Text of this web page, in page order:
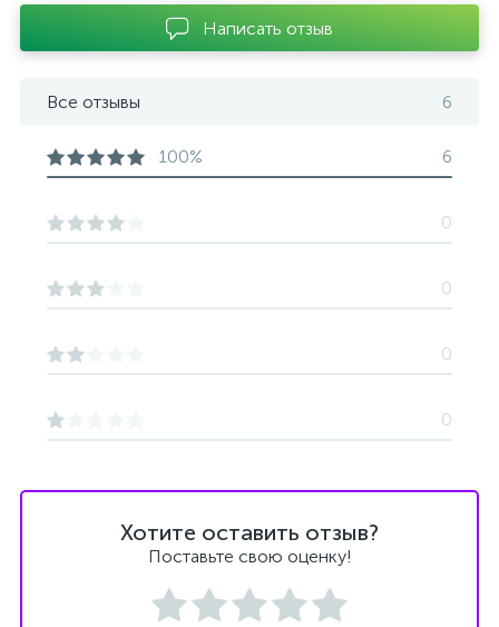
Хотите оставить отзыв?
Поставьте свою оценку!
Написать отзыв
Все отзывы 6
100% 6
0
0
0
0